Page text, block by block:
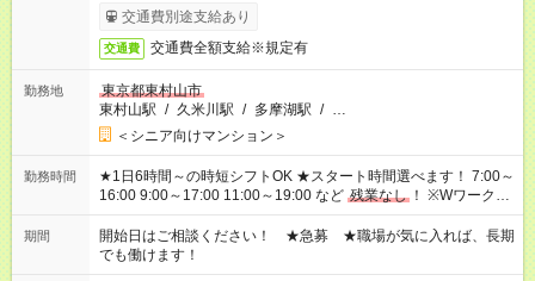
了次第のお支払いとなります。
交通費別途支給あり
交通費 交通費全額支給※規定有
勤務地
東京都東村山市
東村山駅 / 久米川駅 / 多摩湖駅 / …
＜シニア向けマンション＞
勤務時間
★1日6時間～の時短シフトOK ★スタート時間選べます！ 7:00～
16:00 9:00～17:00 11:00～19:00 など 残業なし ！ ※Wワークの
場合、他のお仕事と合わせ週40時間超の就業はご案内できませ
ん ※法令に基づき、週20時間以上勤務は社会保険への加入対象
となります ※労働者派遣法（日雇い派遣の原則禁止）により、
短時間・短期間の就業はご案内が難しい場合があります
期間
開始日はご相談ください！ ★急募 ★職場が気に入れば、長期
でも働けます！